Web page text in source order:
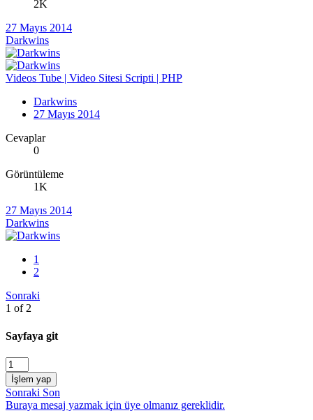
2K
27 Mayıs 2014
Darkwins
Videos Tube | Video Sitesi Scripti | PHP
Darkwins
27 Mayıs 2014
Cevaplar
0
Görüntüleme
1K
27 Mayıs 2014
Darkwins
1
2
Sonraki
1 of 2
Sayfaya git
İşlem yap
Sonraki Son
Buraya mesaj yazmak için üye olmanız gereklidir.